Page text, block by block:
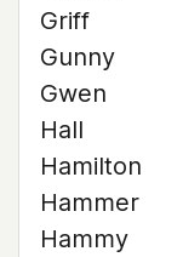
Griff
Gunny
Gwen
Hall
Hamilton
Hammer
Hammy